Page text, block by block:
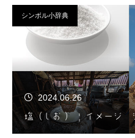
シンボル小辞典
2024.06.26
塩（しお ） | イ